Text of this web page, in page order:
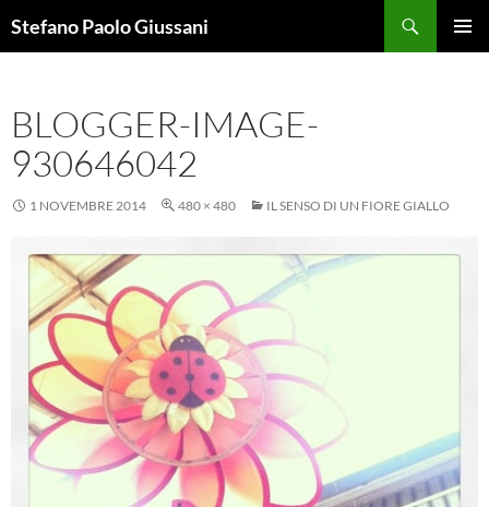
alStefano Paolo Giussani
BLOGGER-IMAGE-
930646042
1 NOVEMBRE 2014 480 × 480 IL SENSO DI UN FIORE GIALLO